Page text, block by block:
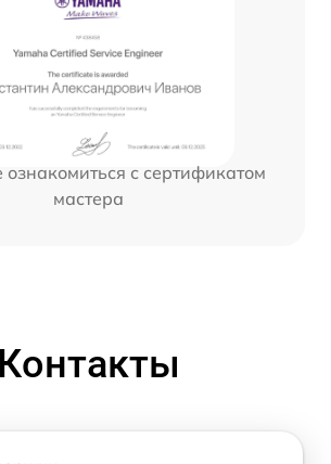
с сертификатом
мастера
Контакты